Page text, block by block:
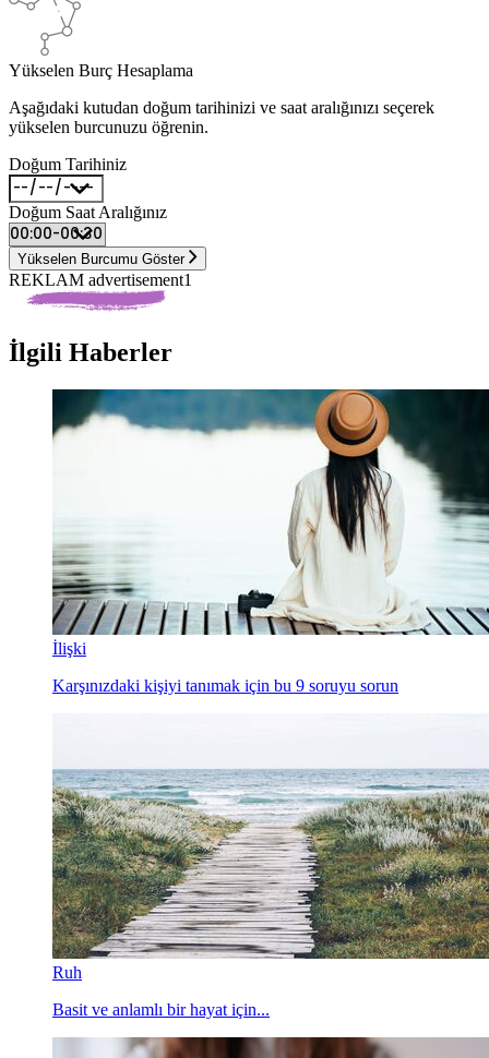
Yükselen Burç Hesaplama
Aşağıdaki kutudan doğum tarihinizi ve saat aralığınızı seçerek
yükselen burcunuzu öğrenin.
Doğum Tarihiniz
Doğum Saat Aralığınız
Yükselen Burcumu Göster
REKLAM advertisement1
İlgili Haberler
İlişki
Karşınızdaki kişiyi tanımak için bu 9 soruyu sorun
Ruh
Basit ve anlamlı bir hayat için...